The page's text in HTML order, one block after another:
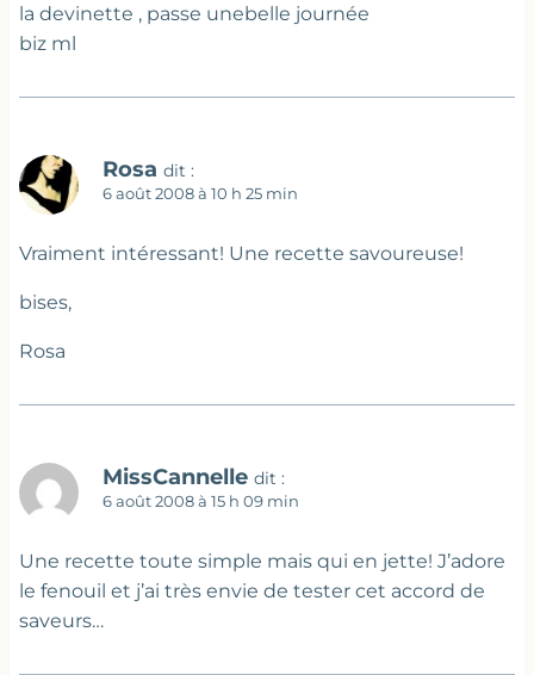
la devinette , passe unebelle journée
biz ml
Rosa dit :
6 août 2008 à 10 h 25 min
Vraiment intéressant! Une recette savoureuse!
bises,
Rosa
MissCannelle dit :
6 août 2008 à 15 h 09 min
Une recette toute simple mais qui en jette! J’adore
le fenouil et j’ai très envie de tester cet accord de
saveurs…